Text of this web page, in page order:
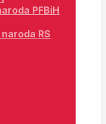
PFBiH
RS